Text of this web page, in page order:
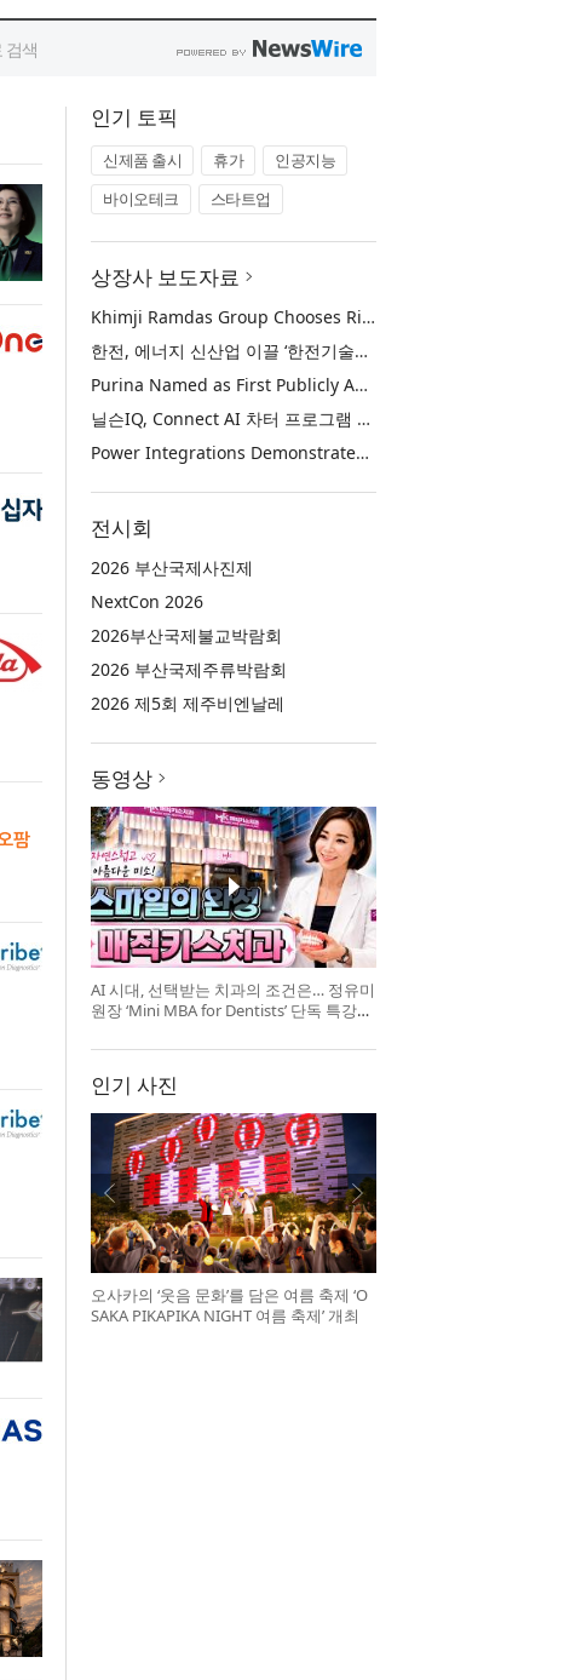
인기 토픽
신제품 출시 휴가
인공지능
바이오테크
스타트업
상장사 보도자료
Khimji Ramdas Group Chooses Rimini Street to Reduce SAP Support Costs, Protect 700+ Customizations and Reinvest Savings in Innovation
한전, 에너지 신산업 이끌 ‘한전기술지주’ 공식 출범
Purina Named as First Publicly Announced NIQ ConnectAI Charter Client
닐슨IQ, Connect AI 차터 프로그램 최초 고객사 ‘퓨리나’ 선정
Power Integrations Demonstrates World’s First 2200 V GaN Technology for Next-Era High-Voltage Power Systems
전시회
2026 부산국제사진제
NextCon 2026
2026부산국제불교박람회
2026 부산국제주류박람회
2026 제5회 제주비엔날레
동영상
AI 시대, 선택받는 치과의 조건은… 정유미
원장 ‘Mini MBA for Dentists’ 단독 특강
인기 사진
오사카의 ‘웃음 문화’를 담은 여름 축제 ‘O
SAKA PIKAPIKA NIGHT 여름 축제’ 개최